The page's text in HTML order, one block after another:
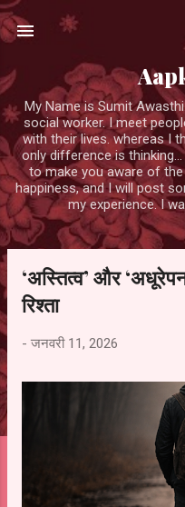
सीधे
My Name is Sumit
social worker. I meet
with their lives. whereas I
only difference is
to make you aware of
happiness, and I will post
my experience. I
‘अस्तित्व’ और
रिश्ता
- जनवरी 11, 2026